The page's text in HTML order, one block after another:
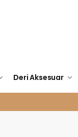
Deri Aksesuar